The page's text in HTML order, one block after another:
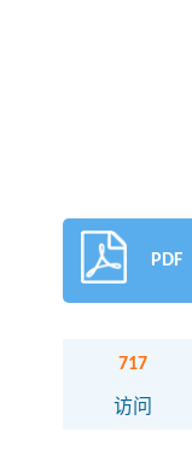
PDF
717
访问